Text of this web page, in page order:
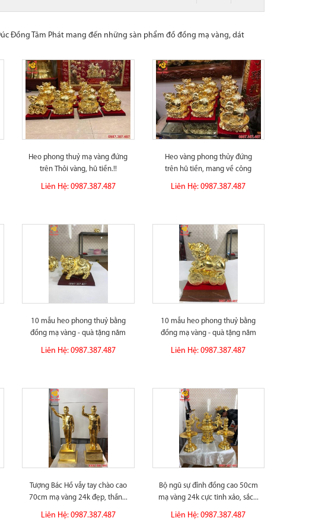
Đồng Tâm Phát mang đến những sàn phẩm đồ đồng mạ vàng, dát
Heo phong thuỷ mạ vàng đứng
trên Thỏi vàng, hũ tiền.!!
Liên Hệ: 0987.387.487
Heo vàng phong thủy đứng
trên hũ tiền, mang về công
Liên Hệ: 0987.387.487
10 mẫu heo phong thuỷ bằng
đồng mạ vàng - quà tặng năm
Liên Hệ: 0987.387.487
10 mẫu heo phong thuỷ bằng
đồng mạ vàng - quà tặng năm
Liên Hệ: 0987.387.487
Tượng Bác Hồ vẫy tay chào cao
70cm mạ vàng 24k đẹp, thần...
Liên Hệ: 0987.387.487
Bộ ngũ sự đỉnh đồng cao 50cm
mạ vàng 24k cực tinh xảo, sắc...
Liên Hệ: 0987.387.487